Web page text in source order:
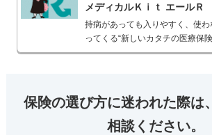
メディカルＫｉｔ エールＲ
持病があっても入りやすく、使
ってくる“新しいカタチの医療保
保険の選び方に迷われた際は
相談ください。